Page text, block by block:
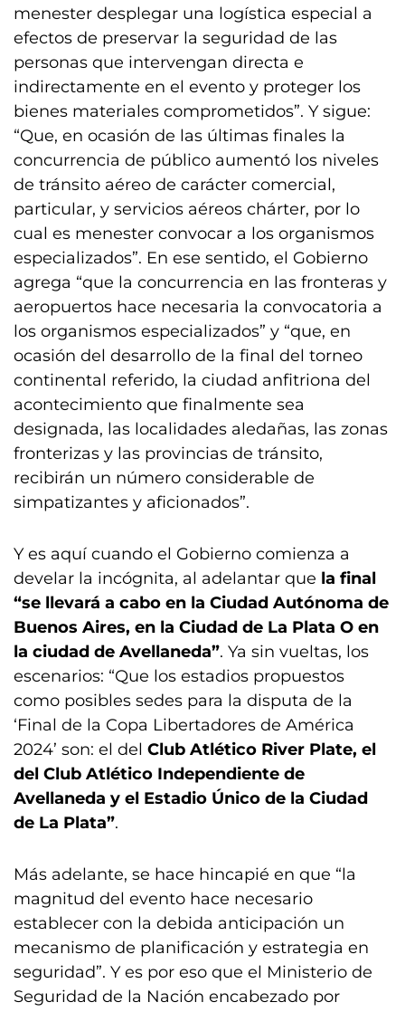
menester desplegar una logística especial a
efectos de preservar la seguridad de las
personas que intervengan directa e
indirectamente en el evento y proteger los
bienes materiales comprometidos”. Y sigue:
“Que, en ocasión de las últimas finales la
concurrencia de público aumentó los niveles
de tránsito aéreo de carácter comercial,
particular, y servicios aéreos chárter, por lo
cual es menester convocar a los organismos
especializados”. En ese sentido, el Gobierno
agrega “que la concurrencia en las fronteras y
aeropuertos hace necesaria la convocatoria a
los organismos especializados” y “que, en
ocasión del desarrollo de la final del torneo
continental referido, la ciudad anfitriona del
acontecimiento que finalmente sea
designada, las localidades aledañas, las zonas
fronterizas y las provincias de tránsito,
recibirán un número considerable de
simpatizantes y aficionados”.
Y es aquí cuando el Gobierno comienza a
develar la incógnita, al adelantar que la final
“se llevará a cabo en la Ciudad Autónoma de
Buenos Aires, en la Ciudad de La Plata O en
la ciudad de Avellaneda”. Ya sin vueltas, los
escenarios: “Que los estadios propuestos
como posibles sedes para la disputa de la
‘Final de la Copa Libertadores de América
2024’ son: el del Club Atlético River Plate, el
del Club Atlético Independiente de
Avellaneda y el Estadio Único de la Ciudad
de La Plata”.
Más adelante, se hace hincapié en que “la
magnitud del evento hace necesario
establecer con la debida anticipación un
mecanismo de planificación y estrategia en
seguridad”. Y es por eso que el Ministerio de
Seguridad de la Nación encabezado por